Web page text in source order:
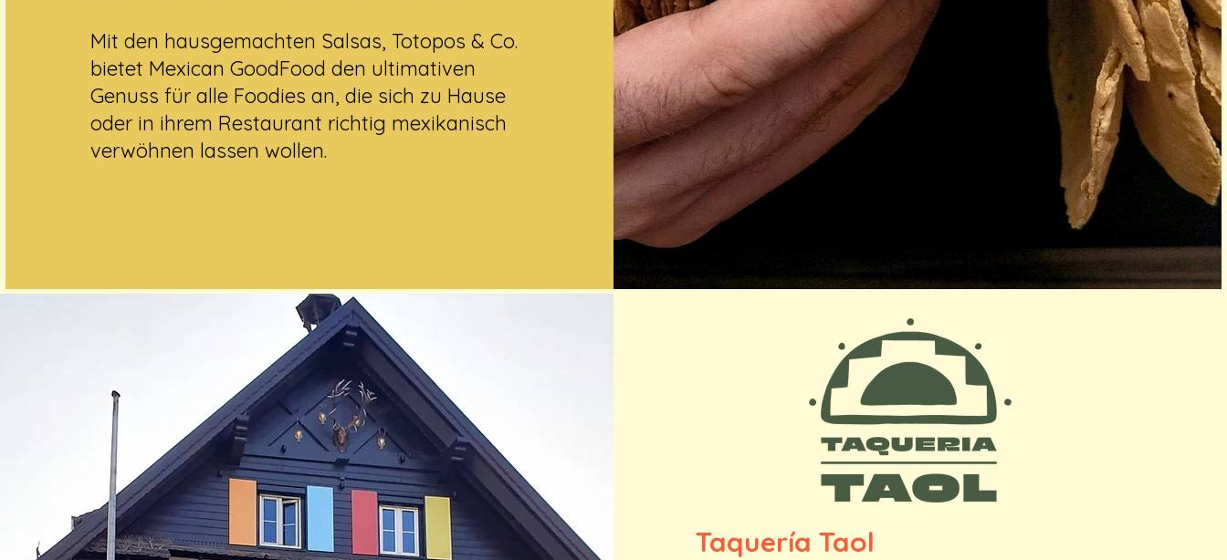
Mit den hausgemachten Salsas, Totopos & Co.
bietet Mexican GoodFood den ultimativen
Genuss für alle Foodies an, die sich zu Hause
oder in ihrem Restaurant richtig mexikanisch
verwöhnen lassen wollen.
Taquería Taol